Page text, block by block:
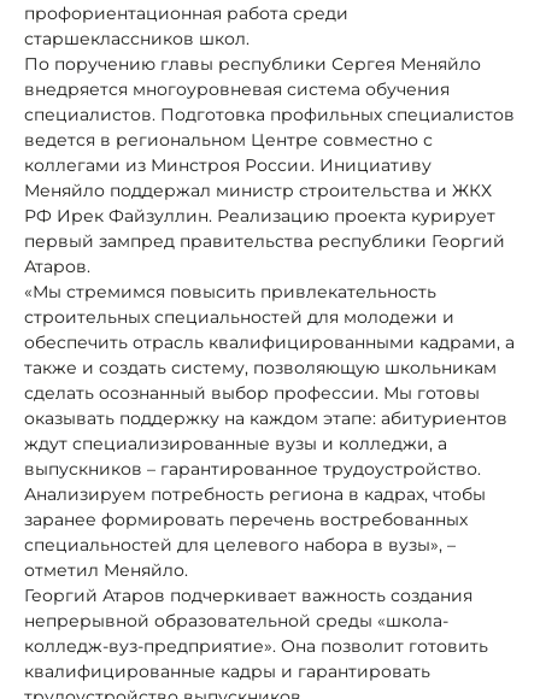
профориентационная работа среди
старшеклассников школ.
По поручению главы республики Сергея Меняйло
внедряется многоуровневая система обучения
специалистов. Подготовка профильных специалистов
ведется в региональном Центре совместно с
коллегами из Минстроя России. Инициативу
Меняйло поддержал министр строительства и ЖКХ
РФ Ирек Файзуллин. Реализацию проекта курирует
первый зампред правительства республики Георгий
Атаров.
«Мы стремимся повысить привлекательность
строительных специальностей для молодежи и
обеспечить отрасль квалифицированными кадрами, а
также и создать систему, позволяющую школьникам
сделать осознанный выбор профессии. Мы готовы
оказывать поддержку на каждом этапе: абитуриентов
ждут специализированные вузы и колледжи, а
выпускников – гарантированное трудоустройство.
Анализируем потребность региона в кадрах, чтобы
заранее формировать перечень востребованных
специальностей для целевого набора в вузы», –
отметил Меняйло.
Георгий Атаров подчеркивает важность создания
непрерывной образовательной среды «школа-
колледж-вуз-предприятие». Она позволит готовить
квалифицированные кадры и гарантировать